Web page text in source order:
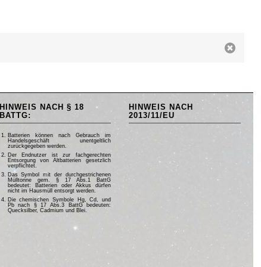
HINWEIS NACH § 18
BATTG:
Batterien können nach Gebrauch im
Handelsgeschäft unentgeltlich
zurückgegeben werden.
Der Endnutzer ist zur fachgerechten
Entsorgung von Altbatterien gesetzlich
verpflichtet.
Das Symbol mit der durchgestrichenen
Mülltonne gem. § 17 Abs.1 BattG
bedeutet: Batterien oder Akkus dürfen
nicht im Hausmüll entsorgt werden.
Die chemischen Symbole Hg, Cd, und
Pb nach § 17 Abs.3 BattG bedeuten:
Quecksilber, Cadmium und Blei.
HINWEIS NACH
2013/11/EU